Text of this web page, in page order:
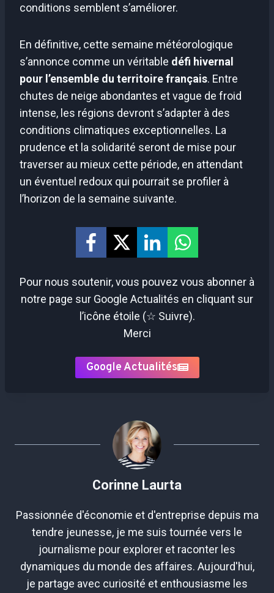
conditions semblent s’améliorer.
En définitive, cette semaine météorologique
s’annonce comme un véritable défi hivernal
pour l’ensemble du territoire français. Entre
chutes de neige abondantes et vague de froid
intense, les régions devront s’adapter à des
conditions climatiques exceptionnelles. La
prudence et la solidarité seront de mise pour
traverser au mieux cette période, en attendant
un éventuel redoux qui pourrait se profiler à
l’horizon de la semaine suivante.
Pour nous soutenir, vous pouvez vous abonner à
notre page sur Google Actualités en cliquant sur
l’icône étoile (☆ Suivre).
Merci
Google Actualités
Corinne Laurta
Passionnée d'économie et d'entreprise depuis ma
tendre jeunesse, je me suis tournée vers le
journalisme pour explorer et raconter les
dynamiques du monde des affaires. Aujourd'hui,
je partage avec curiosité et enthousiasme les